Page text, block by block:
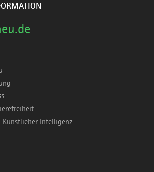
Künstlicher Intelligenz